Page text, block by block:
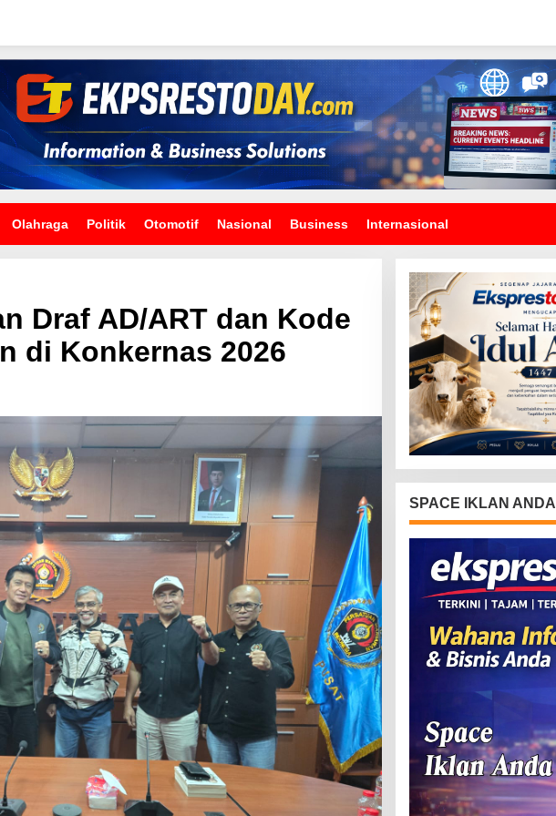
Olahraga Politik Otomotif Nasional Business Internasional
Draf AD/ART dan Kode
di Konkernas 2026
SPACE IKLAN ANDA